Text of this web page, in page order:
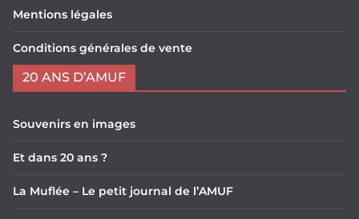
Mentions légales
Conditions générales de vente
20 ANS D’AMUF
Souvenirs en images
Et dans 20 ans ?
La Muflée – Le petit journal de l’AMUF